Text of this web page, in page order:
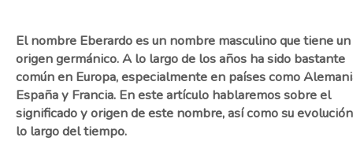
El nombre Eberardo es un nombre masculino que tiene un
origen germánico. A lo largo de los años ha sido bastante
común en Europa, especialmente en países como
España y Francia. En este artículo hablaremos sobre el
significado y origen de este nombre, así como su
lo largo del tiempo.